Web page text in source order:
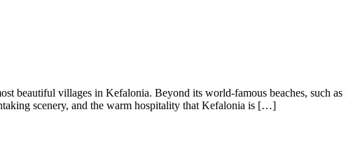
beautiful villages in Kefalonia. Beyond its world-famous beaches, such
scenery, and the warm hospitality that Kefalonia is […]